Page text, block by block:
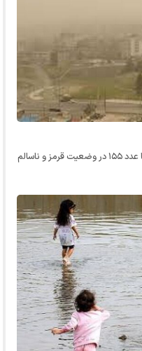
شاخص کیفیت هوای امروز کلانشهر مشهد با عدد ۱۵۵ در وضعیت قرمز و ناسالم